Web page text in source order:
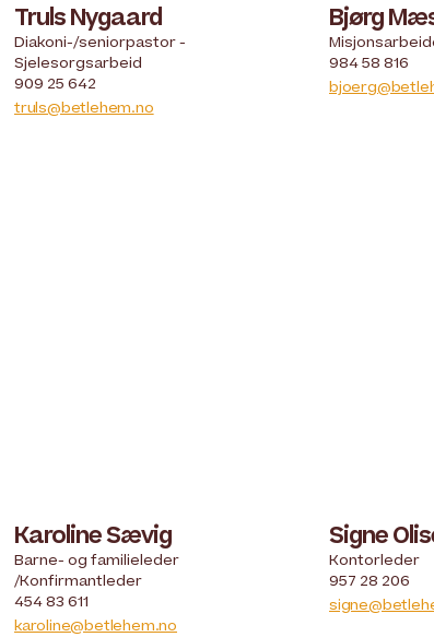
Truls Nygaard
Diakoni-/seniorpastor -
Sjelesorgsarbeid
909 25 642
truls@betlehem.no
Bjørg
984 58 816
Karoline Sævig
Barne- og familieleder
/Konfirmantleder
454 83 611
karoline@betlehem.no
Signe
Kontorleder
957 28 206